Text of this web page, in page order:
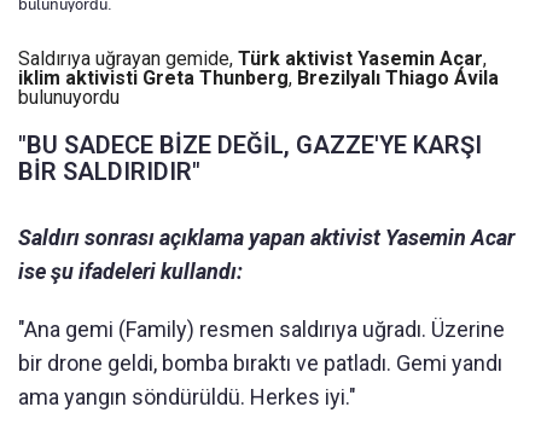
bulunuyordu.
Saldırıya uğrayan gemide, Türk aktivist Yasemin Acar,
iklim aktivisti Greta Thunberg, Brezilyalı Thiago Ávila
bulunuyordu
"BU SADECE BİZE DEĞİL, GAZZE'YE KARŞI
BİR SALDIRIDIR"
Saldırı sonrası açıklama yapan aktivist Yasemin Acar
ise şu ifadeleri kullandı:
"Ana gemi (Family) resmen saldırıya uğradı. Üzerine
bir drone geldi, bomba bıraktı ve patladı. Gemi yandı
ama yangın söndürüldü. Herkes iyi."